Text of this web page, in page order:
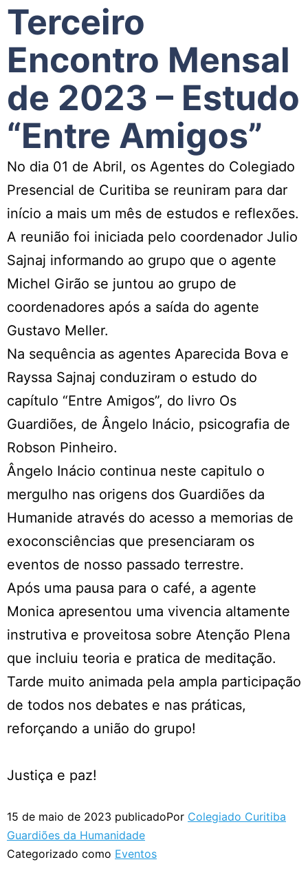
Terceiro
Encontro Mensal
de 2023 – Estudo
“Entre Amigos”
No dia 01 de Abril, os Agentes do Colegiado
Presencial de Curitiba se reuniram para dar
início a mais um mês de estudos e reflexões.
A reunião foi iniciada pelo coordenador Julio
Sajnaj informando ao grupo que o agente
Michel Girão se juntou ao grupo de
coordenadores após a saída do agente
Gustavo Meller.
Na sequência as agentes Aparecida Bova e
Rayssa Sajnaj conduziram o estudo do
capítulo “Entre Amigos”, do livro Os
Guardiões, de Ângelo Inácio, psicografia de
Robson Pinheiro.
Ângelo Inácio continua neste capitulo o
mergulho nas origens dos Guardiões da
Humanide através do acesso a memorias de
exoconsciências que presenciaram os
eventos de nosso passado terrestre.
Após uma pausa para o café, a agente
Monica apresentou uma vivencia altamente
instrutiva e proveitosa sobre Atenção Plena
que incluiu teoria e pratica de meditação.
Tarde muito animada pela ampla participação
de todos nos debates e nas práticas,
reforçando a união do grupo!
Justiça e paz!
15 de maio de 2023 publicadoPor Colegiado Curitiba
Guardiões da Humanidade
Categorizado como Eventos